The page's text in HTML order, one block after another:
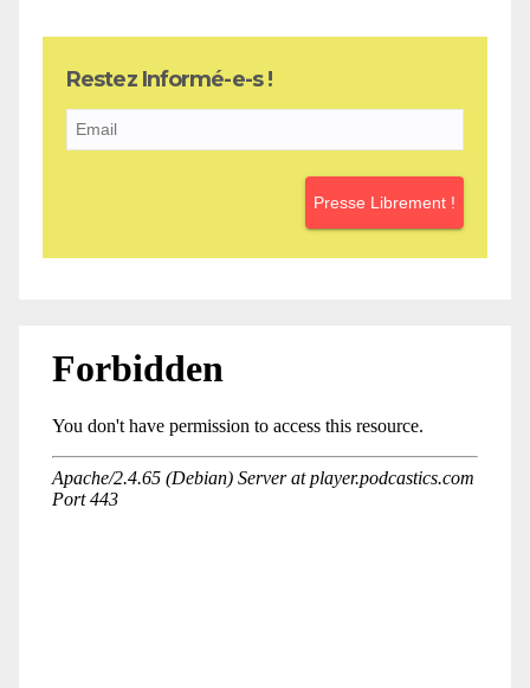
Restez Informé-e-s !